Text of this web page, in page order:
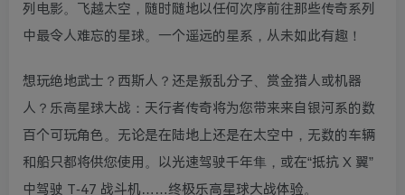
列电影。飞越太空，随时随地以任何次序前往那些传奇系列
中最令人难忘的星球。一个遥远的星系，从未如此有趣！
想玩绝地武士？西斯人？还是叛乱分子、赏金猎人或机器
人？乐高星球大战：天行者传奇将为您带来来自银河系的数
百个可玩角色。无论是在陆地上还是在太空中，无数的车辆
和船只都将供您使用。以光速驾驶千年隼，或在“抵抗 X 翼”
中驾驶 T-47 战斗机……终极乐高星球大战体验。